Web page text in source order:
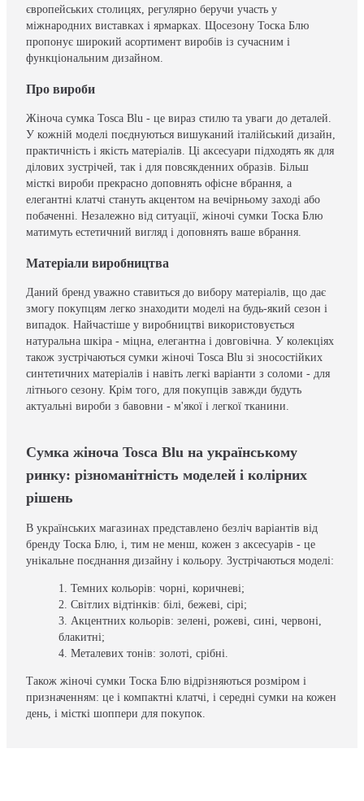
європейських столицях, регулярно беручи участь у
міжнародних виставках і ярмарках. Щосезону Тоска Блю
пропонує широкий асортимент виробів із сучасним і
функціональним дизайном.
Про вироби
Жіноча сумка Tosca Blu - це вираз стилю та уваги до деталей.
У кожній моделі поєднуються вишуканий італійський дизайн,
практичність і якість матеріалів. Ці аксесуари підходять як для
ділових зустрічей, так і для повсякденних образів. Більш
місткі вироби прекрасно доповнять офісне вбрання, а
елегантні клатчі стануть акцентом на вечірньому заході або
побаченні. Незалежно від ситуації, жіночі сумки Тоска Блю
матимуть естетичний вигляд і доповнять ваше вбрання.
Матеріали виробництва
Даний бренд уважно ставиться до вибору матеріалів, що дає
змогу покупцям легко знаходити моделі на будь-який сезон і
випадок. Найчастіше у виробництві використовується
натуральна шкіра - міцна, елегантна і довговічна. У колекціях
також зустрічаються сумки жіночі Tosca Blu зі зносостійких
синтетичних матеріалів і навіть легкі варіанти з соломи - для
літнього сезону. Крім того, для покупців завжди будуть
актуальні вироби з бавовни - м'якої і легкої тканини.
Сумка жіноча Tosca Blu на українському
ринку: різноманітність моделей і колірних
рішень
В українських магазинах представлено безліч варіантів від
бренду Тоска Блю, і, тим не менш, кожен з аксесуарів - це
унікальне поєднання дизайну і кольору. Зустрічаються моделі:
Темних кольорів: чорні, коричневі;
Світлих відтінків: білі, бежеві, сірі;
Акцентних кольорів: зелені, рожеві, сині, червоні,
блакитні;
Металевих тонів: золоті, срібні.
Також жіночі сумки Тоска Блю відрізняються розміром і
призначенням: це і компактні клатчі, і середні сумки на кожен
день, і місткі шоппери для покупок.